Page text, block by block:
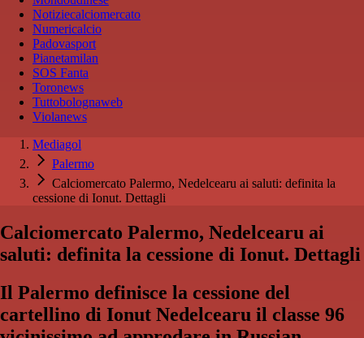
Notiziecalciomercato
Numericalcio
Padovasport
Pianetamilan
SOS Fanta
Toronews
Tuttobolognaweb
Violanews
Mediagol
Palermo
Calciomercato Palermo, Nedelcearu ai saluti: definita la
cessione di Ionut. Dettagli
Calciomercato Palermo, Nedelcearu ai
saluti: definita la cessione di Ionut. Dettagli
Il Palermo definisce la cessione del
cartellino di Ionut Nedelcearu il classe 96